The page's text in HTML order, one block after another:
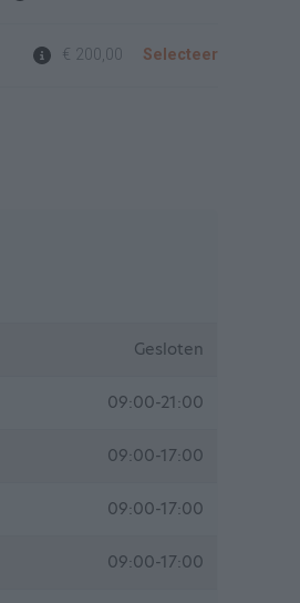
€ 200,00 Selecteer
Gesloten
09:00-21:00
09:00-17:00
09:00-17:00
09:00-17:00